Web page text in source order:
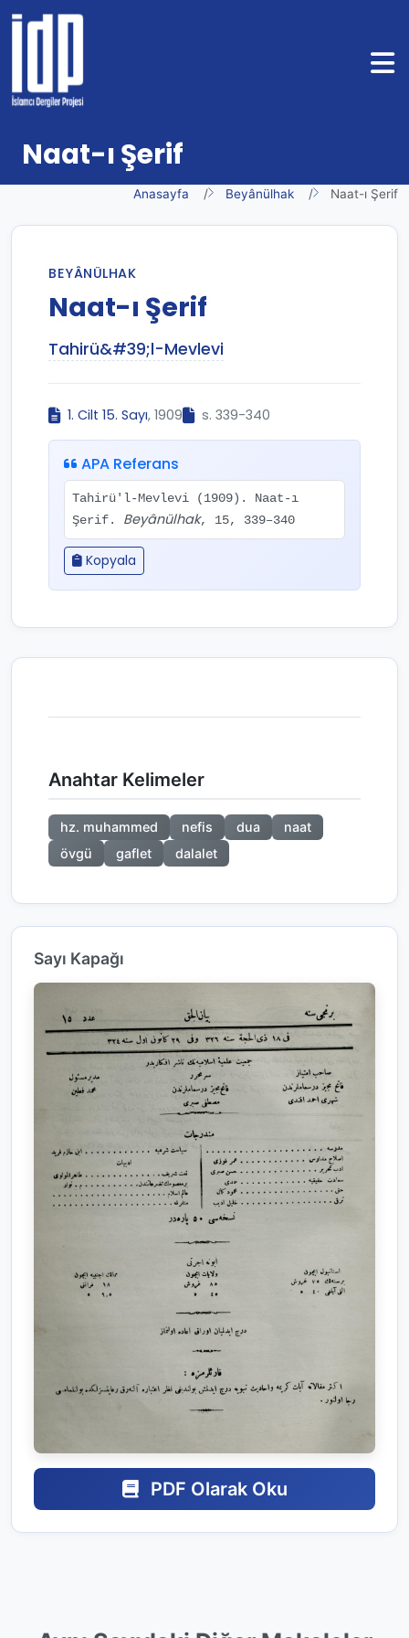
Naat-ı Şerif
Anasayfa Beyânülhak Naat-ı Şerif
BEYÂNÜLHAK
Naat-ı Şerif
Tahirü&#39;l-Mevlevi
1. Cilt 15. Sayı, 1909 s. 339-340
APA Referans
Tahirü'l-Mevlevi (1909). Naat-ı
Şerif. Beyânülhak, 15, 339–340
Kopyala
Anahtar Kelimeler
hz. muhammed nefis dua
naat
övgü
gaflet dalalet
Sayı Kapağı
PDF Olarak Oku